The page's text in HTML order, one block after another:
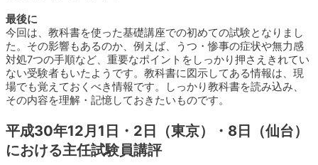
最後に
今回は、教科書を使った基礎講座での初めての試験となりまし
た。その影響もあるのか、例えば、うつ・惨事の症状や無力感
対処7つの手順など、重要なポイントをしっかり押さえきれてい
ない受験者もいたようです。教科書に図示してある情報は、現
場でも覚えておくべき情報です。しっかり教科書を読み込み、
その内容を理解・記憶しておきたいものです。
平成30年12月1日・2日（東京）・8日（仙台）
における主任試験員講評